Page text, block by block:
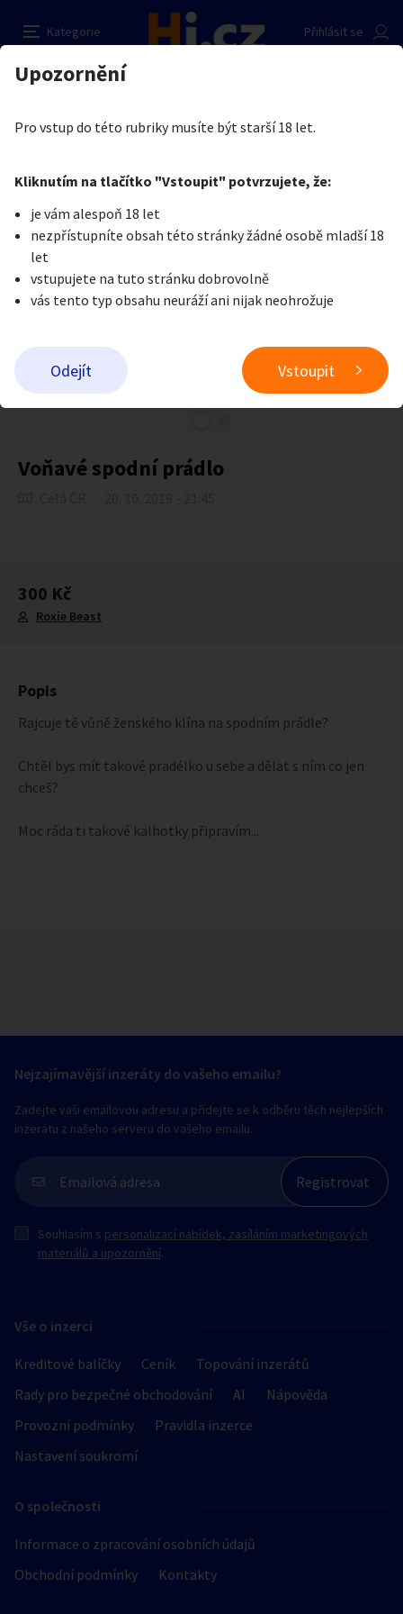
Kategorie
Přihlásit se
Auto-moto
Reality a bydlení Seznamka
Zvířata
Stroje a nářadí PC a elektro Sport a hobby
Sběratelství
Přidat inzerát
Erotika
Je nám líto, ale tenhle inzerát již není aktuální.
Voňavé spodní prádlo
300 Kč
Roxie Beast
Popis
Rajcuje tě vůně ženského klína na spodním prádle?
Chtěl bys mít takové pradélko u sebe a dělat s ním co jen
chceš?
Moc ráda ti takové kalhotky připravím...
Voňavé spodní prádlo
Prodávající
Pošlete uživateli zprávu
Nahlásit inzerát
Vše o inzerci
Kreditové balíčky Ceník
Topování inzerátů
Rady pro bezpečné obchodování
AI
Nápověda
Provozní podmínky
Pravidla inzerce
Nastavení soukromí
O společnosti
Informace o zpracování osobních údajů
Obchodní podmínky
Kontakty
Nejzajímavější inzeráty do vašeho emailu?
Zadejte vaši emailovou adresu a přidejte se k odběru těch nejlepších
inzerátu z našeho serveru do vašeho emailu.
Souhlasím s personalizací nabídek, zasíláním marketingových
materiálů a upozornění.
Upozornění
Pro vstup do této rubriky musíte být starší 18 let.
Kliknutím na tlačítko "Vstoupit" potvrzujete, že:
je vám alespoň 18 let
nezpřístupníte obsah této stránky žádné osobě mladší 18
let
vstupujete na tuto stránku dobrovolně
vás tento typ obsahu neuráží ani nijak neohrožuje
Odejít Vstoupit